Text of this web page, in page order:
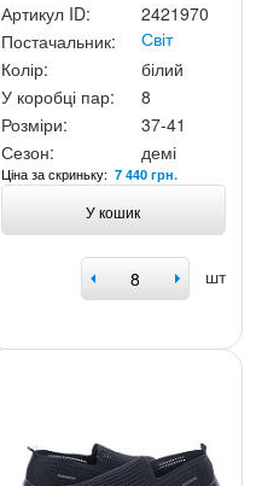
Артикул ID:
2421970
Постачальник:
Світ
Колір:
білий
У коробці пар:
8
Розміри:
37-41
Сезон:
демі
Ціна за скриньку:7 440 грн.
У кошик
шт